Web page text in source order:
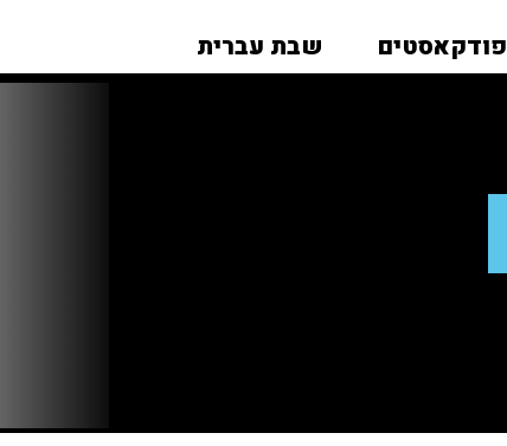
פודקאסטים שבת עברית